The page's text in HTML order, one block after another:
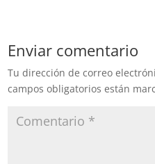
Enviar comentario
Tu dirección de correo
campos obligatorios están